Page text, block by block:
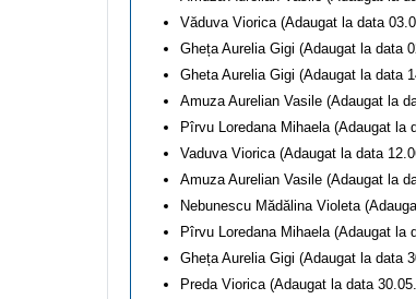
Văduva Viorica (Adaugat la data
Gheța Aurelia Gigi (Adaugat la data
Gheta Aurelia Gigi (Adaugat la data
Amuza Aurelian Vasile (Adaugat la
Pîrvu Loredana Mihaela (Adaugat la
Vaduva Viorica (Adaugat la data
Amuza Aurelian Vasile (Adaugat la
Nebunescu Mădălina Violeta
Pîrvu Loredana Mihaela (Adaugat la
Gheța Aurelia Gigi (Adaugat la data
Preda Viorica (Adaugat la data